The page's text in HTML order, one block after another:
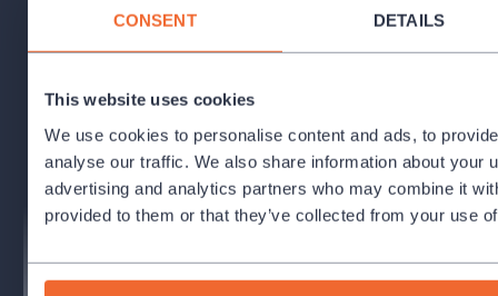
CONSENT DETAILS
This website uses cookies
We use cookies to personalise content and ads, to
analyse our traffic. We also share information about your
advertising and analytics partners who may combine it
provided to them or that they’ve collected from your use